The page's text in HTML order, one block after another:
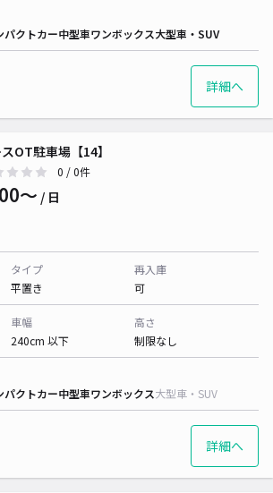
パクトカー中型車ワンボックス大型車・SUV
詳細へ
OT駐車場【14】
0 / 0件
〜 / 日
タイプ
平置き
再入庫
可
車幅
240cm 以下
高さ
制限なし
パクトカー中型車ワンボックス大型車・SUV
詳細へ